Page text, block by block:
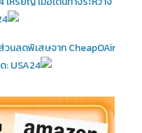
วนลดพิเสษจาก CheapOAir
: USA24